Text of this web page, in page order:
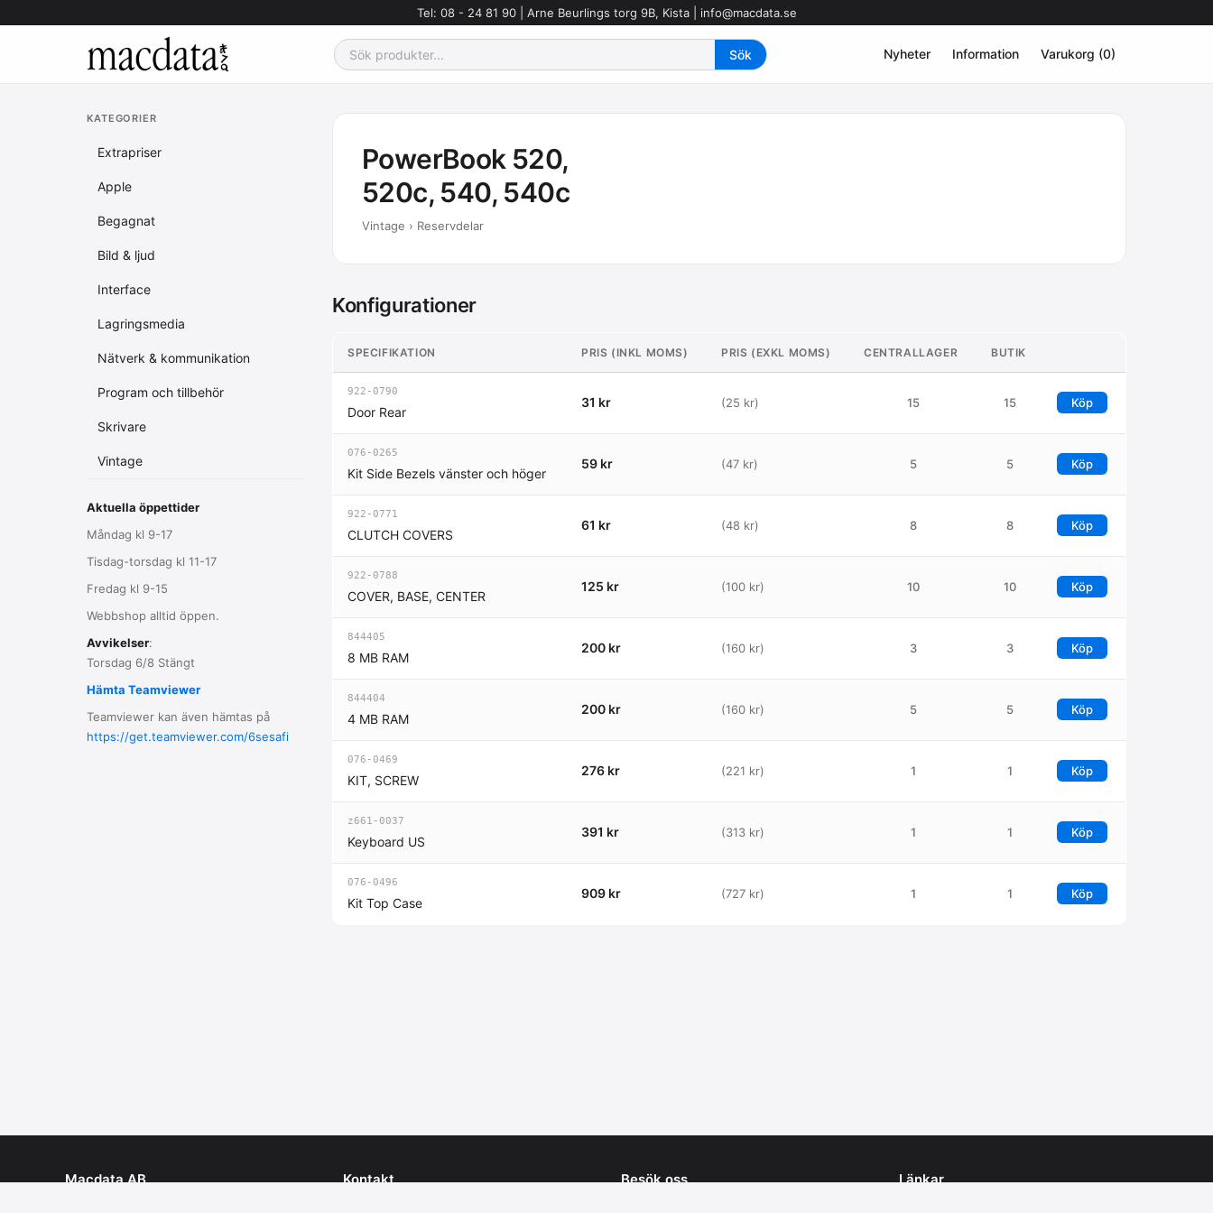
Tel: 08 - 24 81 90 | Arne Beurlings torg 9B, Kista | info@macdata.se
Nyheter Information Varukorg (0)
KATEGORIER
Extrapriser
Apple
Begagnat
Bild & ljud
Interface
Lagringsmedia
Nätverk & kommunikation
Program och tillbehör
Skrivare
Vintage
Aktuella öppettider
Måndag kl 9-17
Tisdag-torsdag kl 11-17
Fredag kl 9-15
Webbshop alltid öppen.
Avvikelser:
Torsdag 6/8 Stängt
Hämta Teamviewer
Teamviewer kan även hämtas på
https://get.teamviewer.com/6sesafi
PowerBook 520,
520c, 540, 540c
Vintage › Reservdelar
Konfigurationer
SPECIFIKATION PRIS (INKL MOMS) PRIS (EXKL MOMS) CENTRALLAGER BUTIK
922-0790
Door Rear
31 kr (25 kr) 15 15 Köp
076-0265
Kit Side Bezels vänster och höger
59 kr (47 kr) 5 5 Köp
922-0771
CLUTCH COVERS
61 kr (48 kr) 8 8 Köp
922-0788
COVER, BASE, CENTER
125 kr (100 kr) 10 10 Köp
844405
8 MB RAM
200 kr (160 kr) 3 3 Köp
844404
4 MB RAM
200 kr (160 kr) 5 5 Köp
076-0469
KIT, SCREW
276 kr (221 kr) 1 1 Köp
z661-0037
Keyboard US
391 kr (313 kr) 1 1 Köp
076-0496
Kit Top Case
909 kr (727 kr) 1 1 Köp
Macdata AB Kontakt Besök oss Länkar